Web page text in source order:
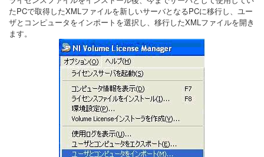
たPCで取得したXMLファイルを新しいサーバとなるPCに移行し、ユー
ザとコンピュータをインポートを選択し、移行したXMLファイルを開き
ます。